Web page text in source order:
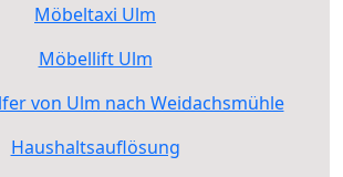
Möbeltaxi Ulm
Möbellift Ulm
von Ulm nach Weidachsmühle
Haushaltsauflösung